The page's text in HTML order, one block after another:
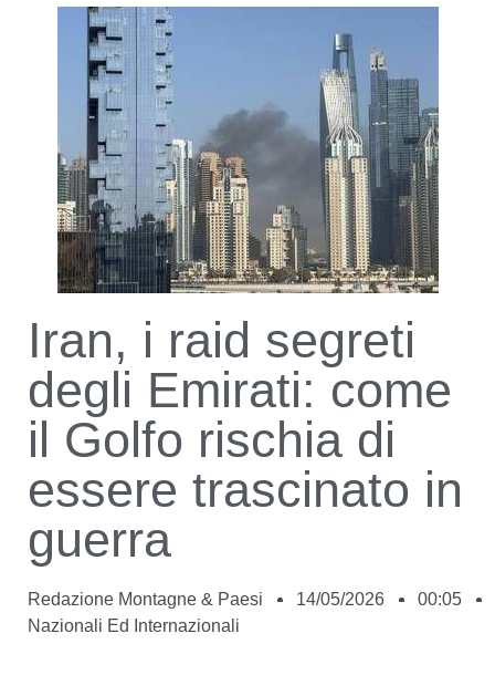
Iran, i raid segreti
degli Emirati: come
il Golfo rischia di
essere trascinato in
guerra
Redazione Montagne & Paesi 14/05/2026
00:05
Nazionali Ed Internazionali